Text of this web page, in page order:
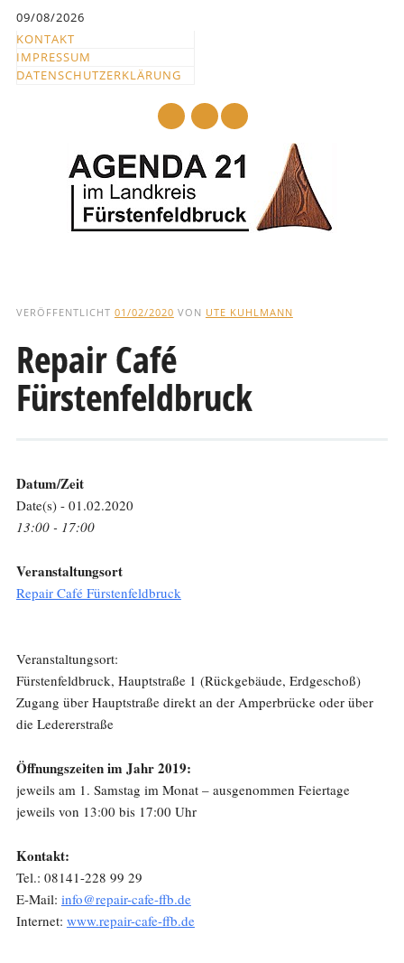
springen
09/08/2026
KONTAKT
IMPRESSUM
DATENSCHUTZERKLÄRUNG
und
Text
VERÖFFENTLICHT 01/02/2020 VON UTE KUHLMANN
Repair Café
Fürstenfeldbruck
Datum/Zeit
Date(s) - 01.02.2020
13:00 - 17:00
Veranstaltungsort
Repair Café Fürstenfeldbruck
Veranstaltungsort:
Fürstenfeldbruck, Hauptstraße 1 (Rückgebäude, Erdgeschoß)
Zugang über Hauptstraße direkt an der Amperbrücke oder über
die Ledererstraße
Öffnungszeiten im Jahr 2019:
jeweils am 1. Samstag im Monat – ausgenommen Feiertage
jeweils von 13:00 bis 17:00 Uhr
Kontakt:
Tel.: 08141-228 99 29
E-Mail: info@repair-cafe-ffb.de
Internet: www.repair-cafe-ffb.de